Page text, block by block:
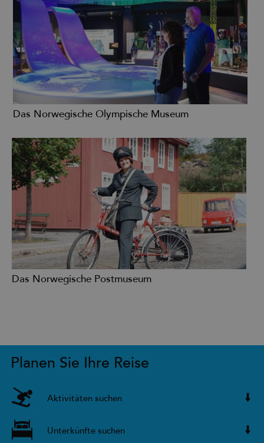
Das Norwegische Olympische Museum
Das Norwegische Postmuseum
Planen Sie Ihre Reise
Aktivitäten suchen
Unterkünfte suchen